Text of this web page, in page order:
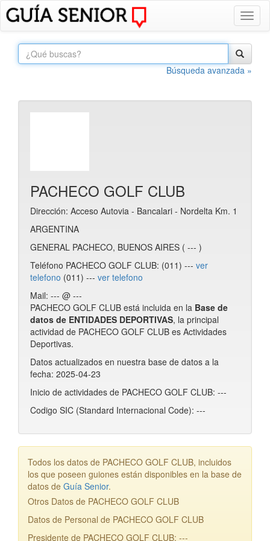
Búsqueda avanzada »
PACHECO GOLF CLUB
Dirección: Acceso Autovia - Bancalari - Nordelta Km. 1
ARGENTINA
GENERAL PACHECO, BUENOS AIRES ( --- )
Teléfono PACHECO GOLF CLUB: (011) --- ver
telefono (011) --- ver telefono
Mail: --- @ ---
PACHECO GOLF CLUB está incluida en la Base de
datos de ENTIDADES DEPORTIVAS, la principal
actividad de PACHECO GOLF CLUB es Actividades
Deportivas.
Datos actualizados en nuestra base de datos a la
fecha: 2025-04-23
Inicio de actividades de PACHECO GOLF CLUB: ---
Codigo SIC (Standard Internacional Code): ---
Todos los datos de PACHECO GOLF CLUB, incluidos
los que poseen guiones están disponibles en la base de
datos de Guía Senior.
Otros Datos de PACHECO GOLF CLUB
Datos de Personal de PACHECO GOLF CLUB
Presidente de PACHECO GOLF CLUB: ---